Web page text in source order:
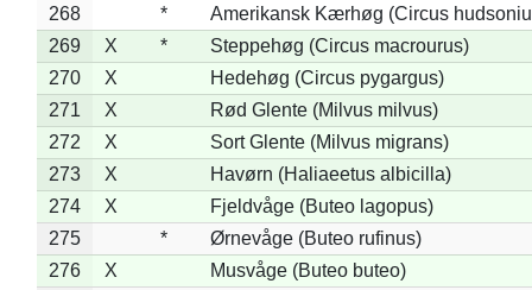
268
*
Amerikansk Kærhøg (Circus
269
X *
Steppehøg (Circus macrourus)
270
X
Hedehøg (Circus pygargus)
271
X
Rød Glente (Milvus milvus)
272
X
Sort Glente (Milvus migrans)
273
X
Havørn (Haliaeetus albicilla)
274
X
Fjeldvåge (Buteo lagopus)
275
*
Ørnevåge (Buteo rufinus)
276
X
Musvåge (Buteo buteo)